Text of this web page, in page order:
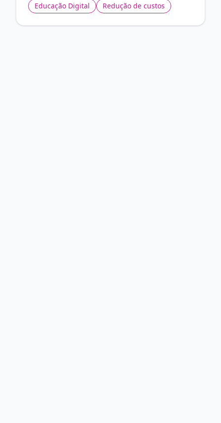
Educação Digital
Redução de custos